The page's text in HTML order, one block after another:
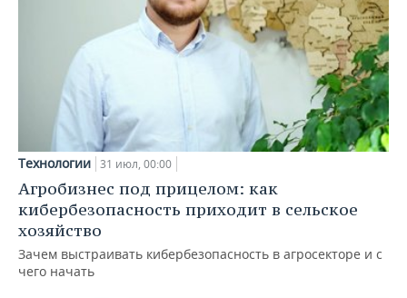
Технологии 31 июл, 00:00
Агробизнес под прицелом: как
кибербезопасность приходит в сельское
хозяйство
Зачем выстраивать кибербезопасность в агросекторе и с
чего начать